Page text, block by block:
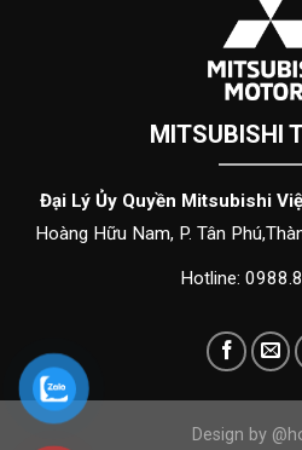
MITSUBISHI
Đại Lý Ủy Quyền Mitsubishi
Hoàng Hữu Nam, P. Tân
Hotline:
Design by